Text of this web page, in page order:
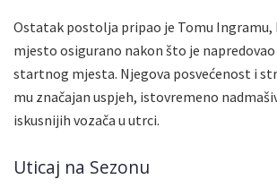
Ostatak postolja pripao je Tomu Ingramu,
mjesto osigurano nakon što je
startnog mjesta. Njegova posvećenost i
mu značajan uspjeh, istovremeno
iskusnijih vozača u utrci.
Uticaj na Sezonu